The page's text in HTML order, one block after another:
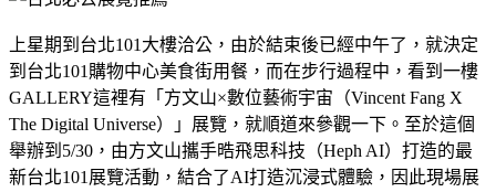
上星期到台北101大樓洽公，由於結束後已經中午了，就決定
到台北101購物中心美食街用餐，而在步行過程中，看到一樓
GALLERY這裡有「方文山×數位藝術宇宙（Vincent Fang X
The Digital Universe）」展覽，就順道來參觀一下。至於這個
舉辦到5/30，由方文山攜手晧飛思科技（Heph AI）打造的最
新台北101展覽活動，結合了AI打造沉浸式體驗，因此現場展